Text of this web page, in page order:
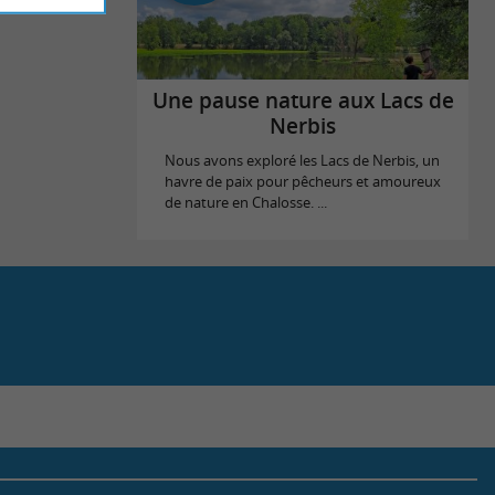
Une pause nature aux Lacs de
Nerbis
Nous avons exploré les Lacs de Nerbis, un
havre de paix pour pêcheurs et amoureux
de nature en Chalosse. ...